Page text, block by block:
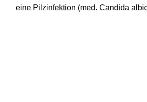
eine Pilzinfektion (med. Candida